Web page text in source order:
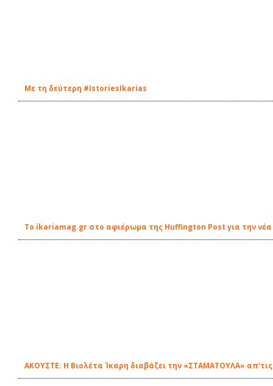
Με τη δεύτερη #IstoriesIkarias
Το ikariamag.gr στο αφιέρωμα της Huffington Post για την
ΑΚΟΥΣΤΕ: Η Βιολέτα Ίκαρη διαβάζει την «ΣΤΑΜΑΤΟΥΛΑ»